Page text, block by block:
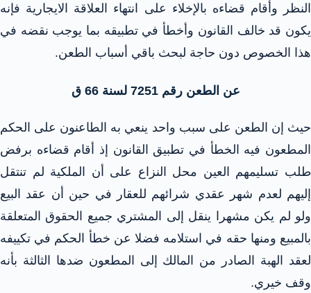
النظر وأقام قضاءه بالإخلاء على انتهاء العلاقة الايجارية فإنه
يكون قد خالف القانون وأخطأ في تطبيقه بما يوجب نقضه في
هذا الخصوص دون حاجة لبحث باقي أسباب الطعن.
عن الطعن رقم 7251 لسنة 66 ق
حيث إن الطعن على سبب واحد ينعي به الطاعنون على الحكم
المطعون فيه الخطأ في تطبيق القانون إذ أقام قضاءه برفض
طلب تسليمهم العين محل النزاع على أن الملكية لم تنتقل
إليهم لعدم شهر عقدي شرائهم للعقار في حين أن عقد البيع
ولو لم يكن مشهرا ينقل إلى المشتري جميع الحقوق المتعلقة
بالمبيع ومنها حقه في استلامه فضلا عن خطأ الحكم في تكييفه
لعقد الهبة الصادر من المالك إلى المطعون ضدها الثالثة بأنه
وقف خيري.